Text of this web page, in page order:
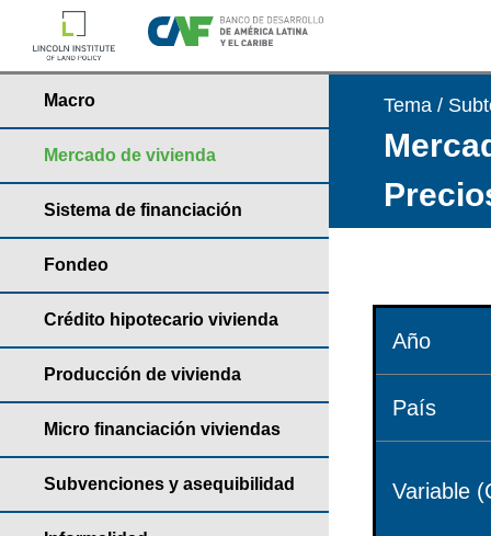
Macro
Mercado de vivienda
Sistema de financiación
Fondeo
Crédito hipotecario vivienda
Producción de vivienda
Micro financiación viviendas
Subvenciones y asequibilidad
Tema /
Año
País
Variable